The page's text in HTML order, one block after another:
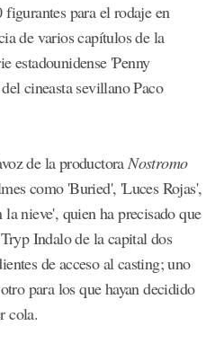
para el rodaje en
de varios capítulos de la
estadounidense 'Penny
cineasta sevillano Paco
de la productoraNostromo
como 'Buried', 'Luces Rojas',
nieve', quien ha precisado que
Indalo de la capital dos
de acceso al casting; uno
para los que hayan decidido
cola.